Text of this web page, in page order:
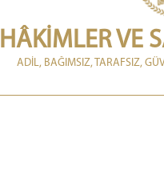
HÂKİMLER VE
ADİL, BAĞIMSIZ, TARAFSIZ,